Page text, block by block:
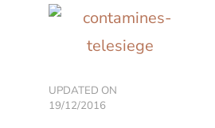
UPDATED ON
19/12/2016